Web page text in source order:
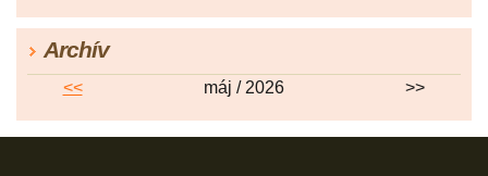
Archív
<< máj / 2026 >>